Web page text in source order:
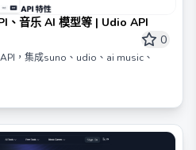
、音乐 AI 模型等 | Udio API
0
，集成suno、udio、ai music、